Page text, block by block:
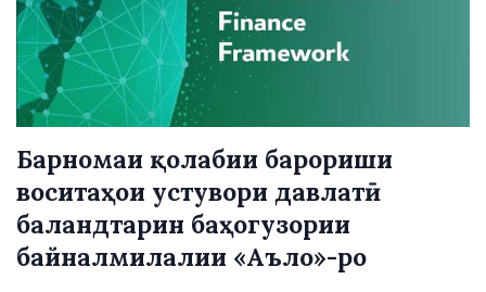
Барномаи қолабии барориши
воситаҳои устувори давлатӣ
баландтарин баҳогузории
байналмилалии «Аъло»-ро